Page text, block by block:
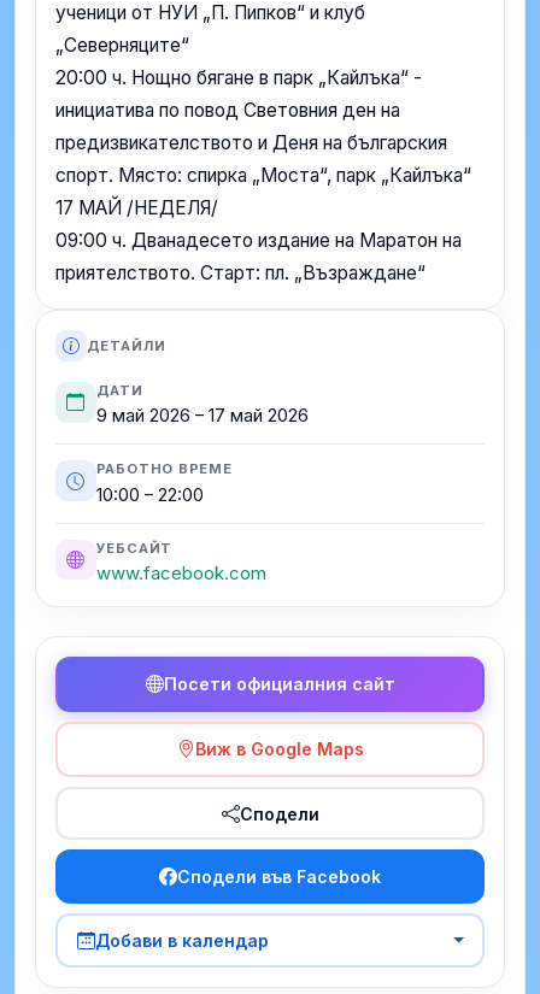
ученици от НУИ „П. Пипков“ и клуб
„Северняците“
20:00 ч. Нощно бягане в парк „Кайлъка“ -
инициатива по повод Световния ден на
предизвикателството и Деня на българския
спорт. Място: спирка „Моста“, парк „Кайлъка“
17 МАЙ /НЕДЕЛЯ/
09:00 ч. Дванадесето издание на Маратон на
приятелството. Старт: пл. „Възраждане“
ДЕТАЙЛИ
ДАТИ
9 май 2026 – 17 май 2026
РАБОТНО ВРЕМЕ
10:00 – 22:00
УЕБСАЙТ
www.facebook.com
Посети официалния сайт
Виж в Google Maps
Сподели
Сподели във Facebook
Добави в календар